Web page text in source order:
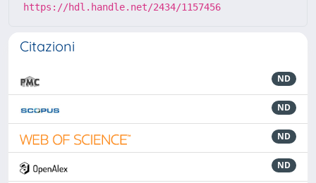
https://hdl.handle.net/2434/1157456
Citazioni
ND
ND
ND
ND